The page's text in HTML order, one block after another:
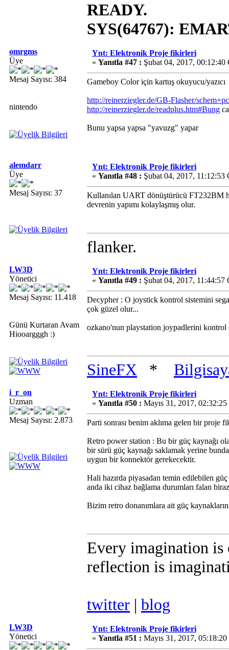
READY.
SYS(64767):
omrgms
Üye
Mesaj Sayısı: 384
nintendo
Ynt: Elektronik Proje fikirleri
« Yanıtla #47 : Şubat 04, 2017, 00:12:40
Gameboy Color için kartuş okuyucu/yazıcı
http://reinerziegler.de/GB-Flasher/
http://reinerziegler.de/readplus.htm#Bung
Bunu yapsa yapsa "yavuzg" yapar
alemdarr
Üye
Mesaj Sayısı: 37
Ynt: Elektronik Proje fikirleri
« Yanıtla #48 : Şubat 04, 2017, 11:12:53
Kullanılan UART dönüştürücü FT232BM
devrenin yapımı kolaylaşmış olur.
flanker.
LW3D
Yönetici
Mesaj Sayısı: 11.418
Günü Kurtaran Avam
Hiooargggh :)
Ynt: Elektronik Proje fikirleri
« Yanıtla #49 : Şubat 04, 2017, 11:44:57
Decypher : O joystick kontrol sistemini
çok güzel olur...
ozkano'nun playstation joypadlerini kontrol
SineFX *
i_r_on
Uzman
Mesaj Sayısı: 2.873
Ynt: Elektronik Proje fikirleri
« Yanıtla #50 : Mayıs 31, 2017,
Parti sonrası benim aklıma gelen bir proje
Retro power station : Bu bir güç kaynağı
bir sürü güç kaynağı saklamak yerine
uygun bir konnektör gerekecektir.
Hali hazırda piyasadan temin edilebilen
anda iki cihaz bağlama durumları falan
Bizim retro donanımlara ait güç
Every imagination is
reflection is
twitter | blog
LW3D
Yönetici
Ynt: Elektronik Proje fikirleri
« Yanıtla #51 : Mayıs 31, 2017,